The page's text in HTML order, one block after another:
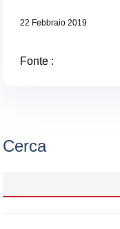
22 Febbraio 2019
Fonte :
Cerca